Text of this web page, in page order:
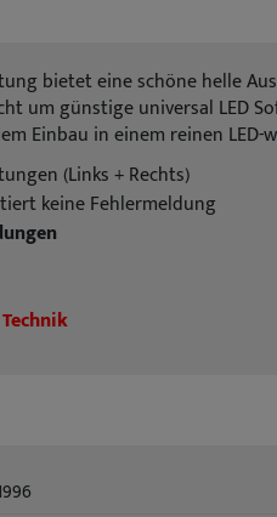
bietet eine schöne helle
um günstige universal LED
Einbau in einem reinen LED-
(Links + Rechts)
keine Fehlermeldung